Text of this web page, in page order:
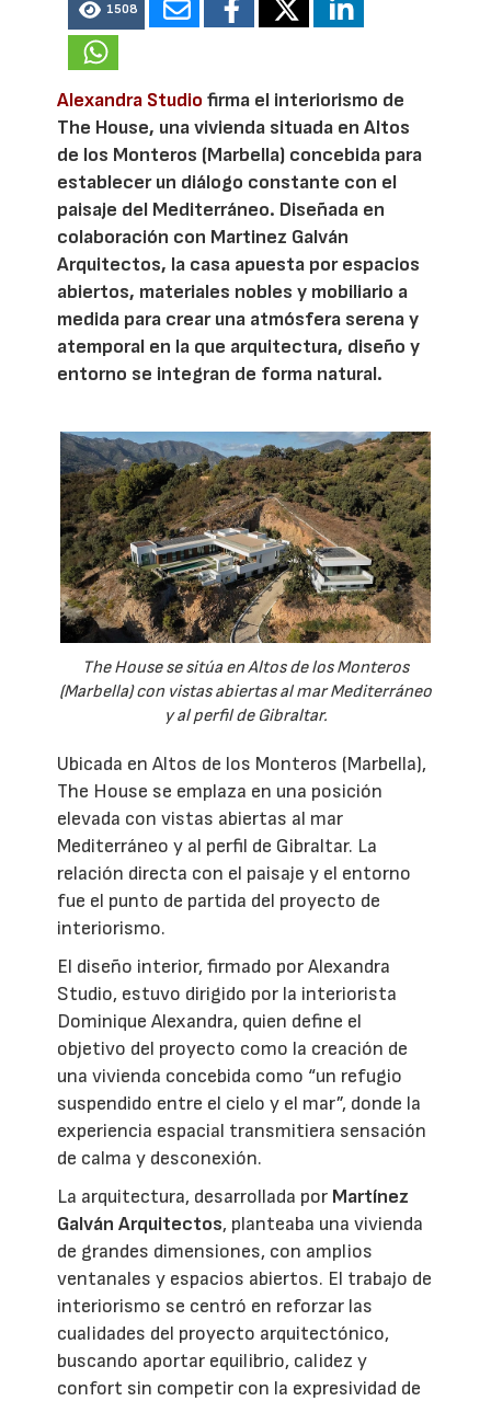
1508
Alexandra Studio firma el interiorismo de
The House, una vivienda situada en Altos
de los Monteros (Marbella) concebida para
establecer un diálogo constante con el
paisaje del Mediterráneo. Diseñada en
colaboración con Martinez Galván
Arquitectos, la casa apuesta por espacios
abiertos, materiales nobles y mobiliario a
medida para crear una atmósfera serena y
atemporal en la que arquitectura, diseño y
entorno se integran de forma natural.
The House se sitúa en Altos de los Monteros
(Marbella) con vistas abiertas al mar Mediterráneo
y al perfil de Gibraltar.
Ubicada en Altos de los Monteros (Marbella),
The House se emplaza en una posición
elevada con vistas abiertas al mar
Mediterráneo y al perfil de Gibraltar. La
relación directa con el paisaje y el entorno
fue el punto de partida del proyecto de
interiorismo.
El diseño interior, firmado por Alexandra
Studio, estuvo dirigido por la interiorista
Dominique Alexandra, quien define el
objetivo del proyecto como la creación de
una vivienda concebida como “un refugio
suspendido entre el cielo y el mar”, donde la
experiencia espacial transmitiera sensación
de calma y desconexión.
La arquitectura, desarrollada por Martínez
Galván Arquitectos, planteaba una vivienda
de grandes dimensiones, con amplios
ventanales y espacios abiertos. El trabajo de
interiorismo se centró en reforzar las
cualidades del proyecto arquitectónico,
buscando aportar equilibrio, calidez y
confort sin competir con la expresividad de